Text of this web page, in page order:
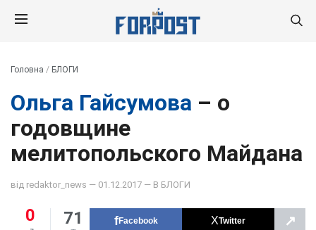
Головна / БЛОГИ
Ольга Гайсумова – о
годовщине
мелитопольского Майдана
від redaktor_news — 01.12.2017 — В БЛОГИ
0 71 Facebook Twitter ↗